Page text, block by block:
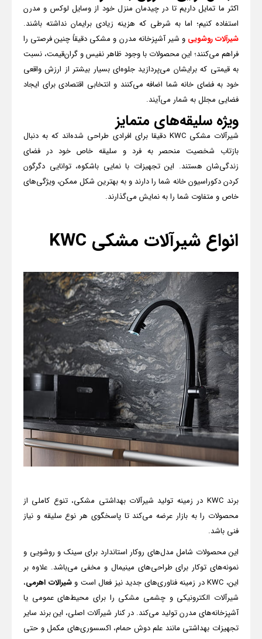
اکثر ما تمایل داریم تا در چیدمان منزل خود از وسایل لوکس و مدرن
استفاده کنیم؛ اما به شرطی که هزینه زیادی برایمان نداشته باشند.
شیرآلات روشویی و شیر آشپزخانه مدرن و مشکی دقیقاً چنین فرصتی را
فراهم می‌کنند؛ این محصولات با وجود ظاهر نفیس و گران‌قیمت، نسبت
به قیمتی که برایشان می‌پردازید جلوه‌ای بسیار بیشتر از ارزش واقعی
خود به فضای خانه شما اضافه می‌کنند و انتخابی اقتصادی برای ایجاد
فضایی مجلل به شمار می‌آیند.
ویژه سلیقه‌های متمایز
شیرآلات مشکیKWC دقیقا برای افرادی طراحی شده‌اند که به دنبال
بازتاب شخصیت منحصر به فرد و سلیقه خاص خود در فضای
زندگی‌شان هستند. این تجهیزات با نمایی باشکوه، توانایی دگرگون
کردن دکوراسیون خانه شما را دارند و به بهترین شکل ممکن، ویژگی‌های
خاص و متفاوت شما را به نمایش می‌گذارند.
انواع شیرآلات مشکی KWC
برندKWC در زمینه تولید شیرآلات بهداشتی مشکی، تنوع کاملی از
محصولات را به بازار عرضه می‌کند تا پاسخگوی هر نوع سلیقه و نیاز
فنی باشد.
این محصولات شامل مدل‌های روکار استاندارد برای سینک و روشویی و
نمونه‌های توکار برای طراحی‌های مینیمال و مخفی می‌باشد. علاوه بر
این، KWCدر زمینه فناوری‌های جدید نیز فعال است وشیرالات اهرمی،
شیرآلات الکترونیکی و چشمی مشکی را برای محیط‌های عمومی یا
آشپزخانه‌های مدرن تولید می‌کند. در کنار شیرآلات اصلی، این برند سایر
تجهیزات بهداشتی مانند علم دوش حمام، اکسسوری‌های مکمل و حتی